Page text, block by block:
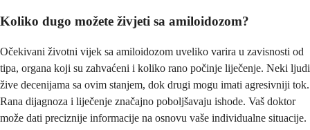
Koliko dugo možete živjeti sa amiloidozom?
Očekivani životni vijek sa amiloidozom uveliko varira u zavisnosti od
tipa, organa koji su zahvaćeni i koliko rano počinje liječenje. Neki ljudi
žive decenijama sa ovim stanjem, dok drugi mogu imati agresivniji tok.
Rana dijagnoza i liječenje značajno poboljšavaju ishode. Vaš doktor
može dati preciznije informacije na osnovu vaše individualne situacije.